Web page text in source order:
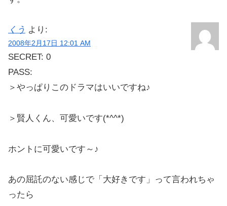
くう より:
2008年2月17日 12:01 AM
SECRET: 0
PASS:
＞やっぱりこのドラマはいいですね♪
＞賢人くん、可愛いです(*^^*)
ホントに可愛いです～♪
あの屈託のない感じで「大好きです」って言われちゃ
ったら